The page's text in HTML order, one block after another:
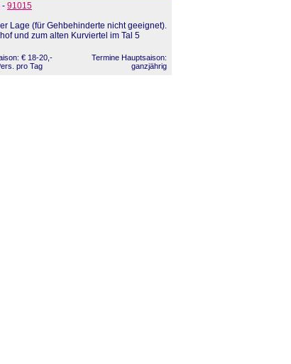
- 91015
Lage (für Gehbehinderte nicht geeignet).
und zum alten Kurviertel im Tal 5
€ 18-20,-
pro Tag
Termine Hauptsaison:
ganzjährig